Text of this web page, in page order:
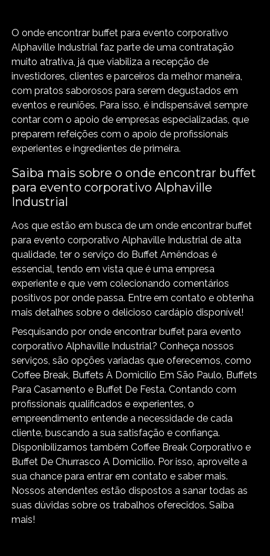
O onde encontrar buffet para evento corporativo
Alphaville Industrial faz parte de uma contratação
muito atrativa, já que viabiliza a recepção de
investidores, clientes e parceiros da melhor maneira,
com pratos saborosos para serem degustados em
eventos e reuniões. Para isso, é indispensável sempre
contar com o apoio de empresas especializadas, que
preparem refeições com o apoio de profissionais
experientes e ingredientes de primeira.
Saiba mais sobre o onde encontrar buffet
para evento corporativo Alphaville
Industrial
Aos que estão em busca de um onde encontrar buffet
para evento corporativo Alphaville Industrial de alta
qualidade, ter o serviço do Buffet Amêndoas é
essencial, tendo em vista que é uma empresa
experiente e que vem colecionando comentários
positivos por onde passa. Entre em contato e obtenha
mais detalhes sobre o delicioso cardápio disponível!
Pesquisando por onde encontrar buffet para evento
corporativo Alphaville Industrial? Conheça nossos
serviços, são opções variadas que oferecemos, como
Coffee Break, Buffets À Domicilío Em São Paulo, Buffets
Para Casamento e Buffet De Festa. Contando com
profissionais qualificados e experientes, o
empreendimento entende a necessidade de cada
cliente, buscando a sua satisfação e confiança.
Disponibilizamos também Coffee Break Corporativo e
Buffet De Churrasco A Domicilio. Por isso, aproveite a
sua chance para entrar em contato e saber mais.
Nossos atendentes estão dispostos a sanar todas as
suas dúvidas sobre os trabalhos oferecidos. Saiba
mais!